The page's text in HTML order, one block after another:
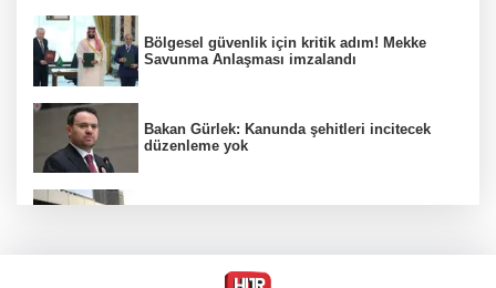
Bölgesel güvenlik için kritik adım! Mekke
Savunma Anlaşması imzalandı
Bakan Gürlek: Kanunda şehitleri incitecek
düzenleme yok